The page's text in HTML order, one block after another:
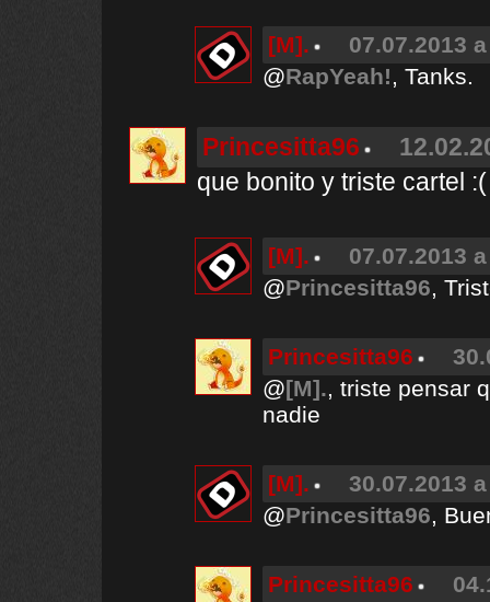
[M].
07.07.2013
@RapYeah!, Tanks.
Princesitta96
que bonito y triste cartel :(
[M].
07.07.2013
@Princesitta96,
Princesitta96
@[M]., triste pensar
nadie
[M].
30.07.2013
@Princesitta96,
Princesitta96